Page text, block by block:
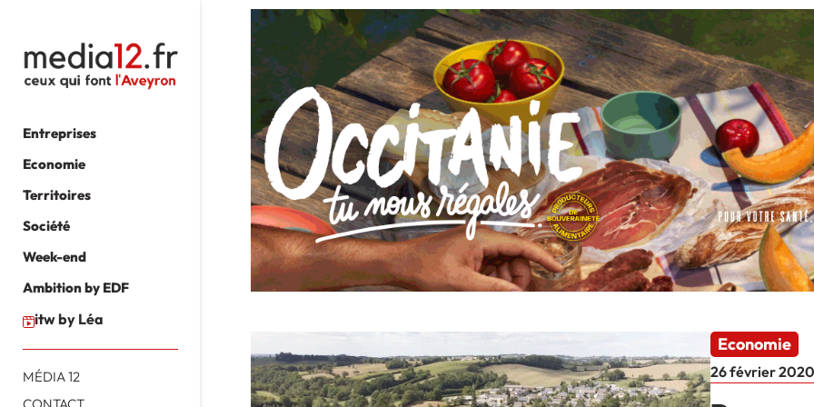
Entreprises
Economie
Territoires
Société
Week-end
Ambition by EDF
itw by Léa
MÉDIA 12
Economie
26 février 2020